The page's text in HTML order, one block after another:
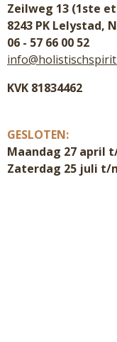
Zeilweg 13 (1ste
8243 PK Lelystad,
06 - 57 66 00 52
KVK 81834462
GESLOTEN:
Maandag 27 april
Zaterdag 25 juli t/